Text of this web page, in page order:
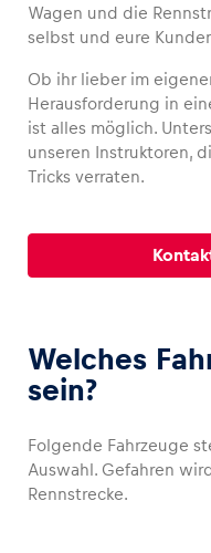
Fahrzeug
Business
Wagen und die
selbst und eure
Ob ihr lieber im
Herausforderung in
ist alles möglich.
unseren Instruktoren,
Tricks verraten.
Welches
sein?
Folgende Fahrzeuge
Auswahl. Gefahren
Rennstrecke.